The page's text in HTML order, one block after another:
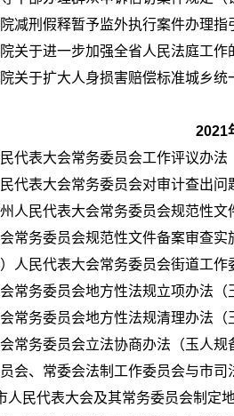
减刑假释暂予监外执行案件办理
关于进一步加强全省人民法庭工
关于扩大人身损害赔偿标准城乡
2021
代表大会常务委员会工作评议办
代表大会常务委员会对审计查出
人民代表大会常务委员会规范性
常务委员会规范性文件备案审查
人民代表大会常务委员会街道工
常务委员会地方性法规立项办法
常务委员会地方性法规清理办法
常务委员会立法协商办法（玉人规
会、常委会法制工作委员会与市
人民代表大会及其常务委员会制定